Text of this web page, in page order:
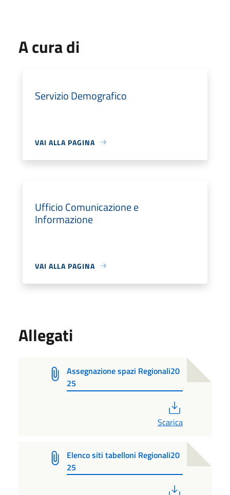
A cura di
Servizio Demografico
VAI ALLA PAGINA
Ufficio Comunicazione e
Informazione
VAI ALLA PAGINA
Allegati
Assegnazione spazi Regionali20
25
Scarica
Elenco siti tabelloni Regionali20
25